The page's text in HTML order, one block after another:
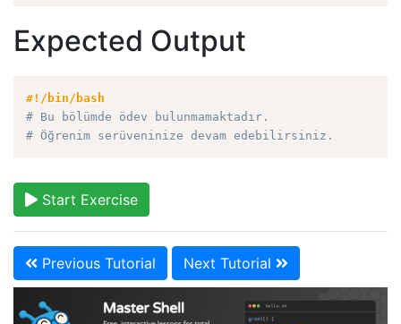
Expected Output
#!/bin/bash
# Bu bölümde ödev bulunmamaktadır.
# Öğrenim serüveninize devam edebilirsiniz.
Start Exercise
Previous Tutorial Next Tutorial